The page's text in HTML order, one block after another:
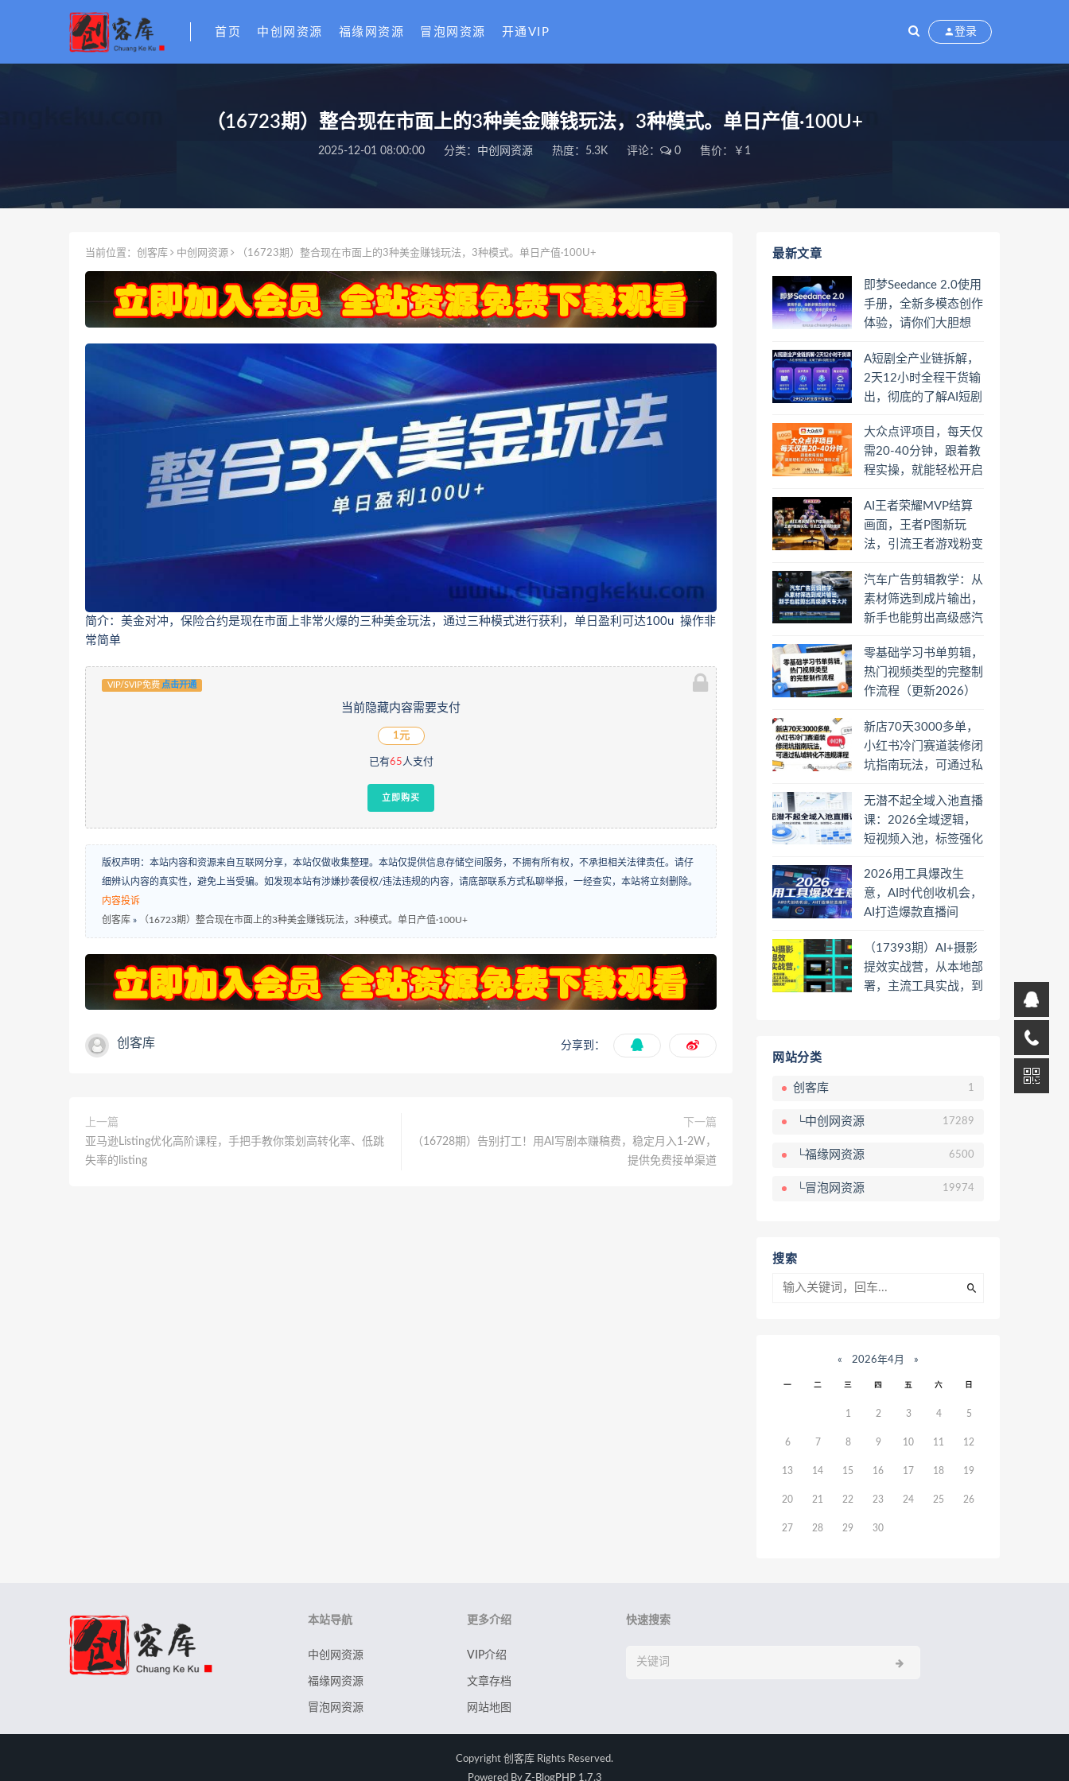
首页 中创网资源 福缘网资源 冒泡网资源 开通VIP 登录
（16723期）整合现在市面上的3种美金赚钱玩法，3种模式。单日产值·100U+
2025-12-01 08:00:00 分类： 中创网资源 热度：5.3K 评论： 0 售价：￥1
当前位置： 创客库 中创网资源 （16723期）整合现在市面上的3种美金赚钱玩法，3种模式。单日产值·100U+
简介：美金对冲，保险合约是现在市面上非常火爆的三种美金玩法，通过三种模式进行获利，单日盈利可达100u 操作非
常简单
VIP/SVIP免费 点击开通
当前隐藏内容需要支付
1元
已有65人支付
立即购买
版权声明：本站内容和资源来自互联网分享，本站仅做收集整理。本站仅提供信息存储空间服务，不拥有所有权，不承担相关法律责任。请仔
细辨认内容的真实性，避免上当受骗。如发现本站有涉嫌抄袭侵权/违法违规的内容，请底部联系方式私聊举报，一经查实，本站将立刻删除。
内容投诉
创客库 » （16723期）整合现在市面上的3种美金赚钱玩法，3种模式。单日产值·100U+
创客库 分享到：
上一篇
亚马逊Listing优化高阶课程，手把手教你策划高转化率、低跳
失率的listing
下一篇
（16728期）告别打工！用AI写剧本赚稿费，稳定月入1-2W，
提供免费接单渠道
最新文章
即梦Seedance 2.0使用
手册，全新多模态创作
体验，请你们大胆想
A短剧全产业链拆解，
2天12小时全程干货输
出，彻底的了解AI短剧
大众点评项目，每天仅
需20-40分钟，跟着教
程实操，就能轻松开启
AI王者荣耀MVP结算
画面，王者P图新玩
法，引流王者游戏粉变
汽车广告剪辑教学：从
素材筛选到成片输出，
新手也能剪出高级感汽
零基础学习书单剪辑，
热门视频类型的完整制
作流程（更新2026）
新店70天3000多单，
小红书冷门赛道装修闭
坑指南玩法，可通过私
无潜不起全域入池直播
课：2026全域逻辑，
短视频入池，标签强化
2026用工具爆改生
意，AI时代创收机会，
AI打造爆款直播间
（17393期）AI+摄影
提效实战营，从本地部
署，主流工具实战，到
网站分类
创客库 1
└中创网资源 17289
└福缘网资源 6500
└冒泡网资源 19974
搜索
« 2026年4月 »
一 二 三 四 五 六 日
1 2 3 4 5
6 7 8 9 10 11 12
13 14 15 16 17 18 19
20 21 22 23 24 25 26
27 28 29 30
本站导航
中创网资源
福缘网资源
冒泡网资源
更多介绍
VIP介绍
文章存档
网站地图
快速搜索
Copyright 创客库 Rights Reserved.
Powered By Z-BlogPHP 1.7.3